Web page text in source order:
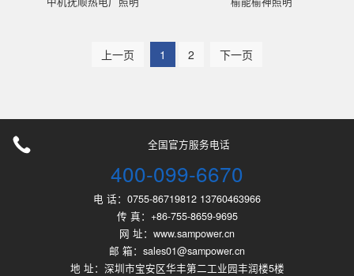
上一页 1 2 下一页
全国官方服务电话
400-099-6670
电 话：0755-86719812 13760463966
传 真：+86-755-8659-9695
网 址：www.sampower.cn
邮 箱：sales01@sampower.cn
地 址：深圳市宝安区华丰第二工业园丰润楼5楼